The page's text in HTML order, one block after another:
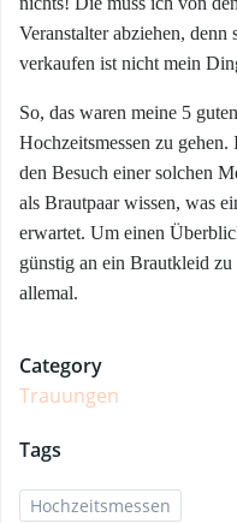
Veranstalter abziehen,
verkaufen ist nicht mein
So, das waren meine 5
Hochzeitsmessen zu
den Besuch einer solchen
als Brautpaar wissen, was
erwartet. Um einen
günstig an ein Brautkleid
allemal.
Category
Trauungen
Tags
Hochzeitsmessen